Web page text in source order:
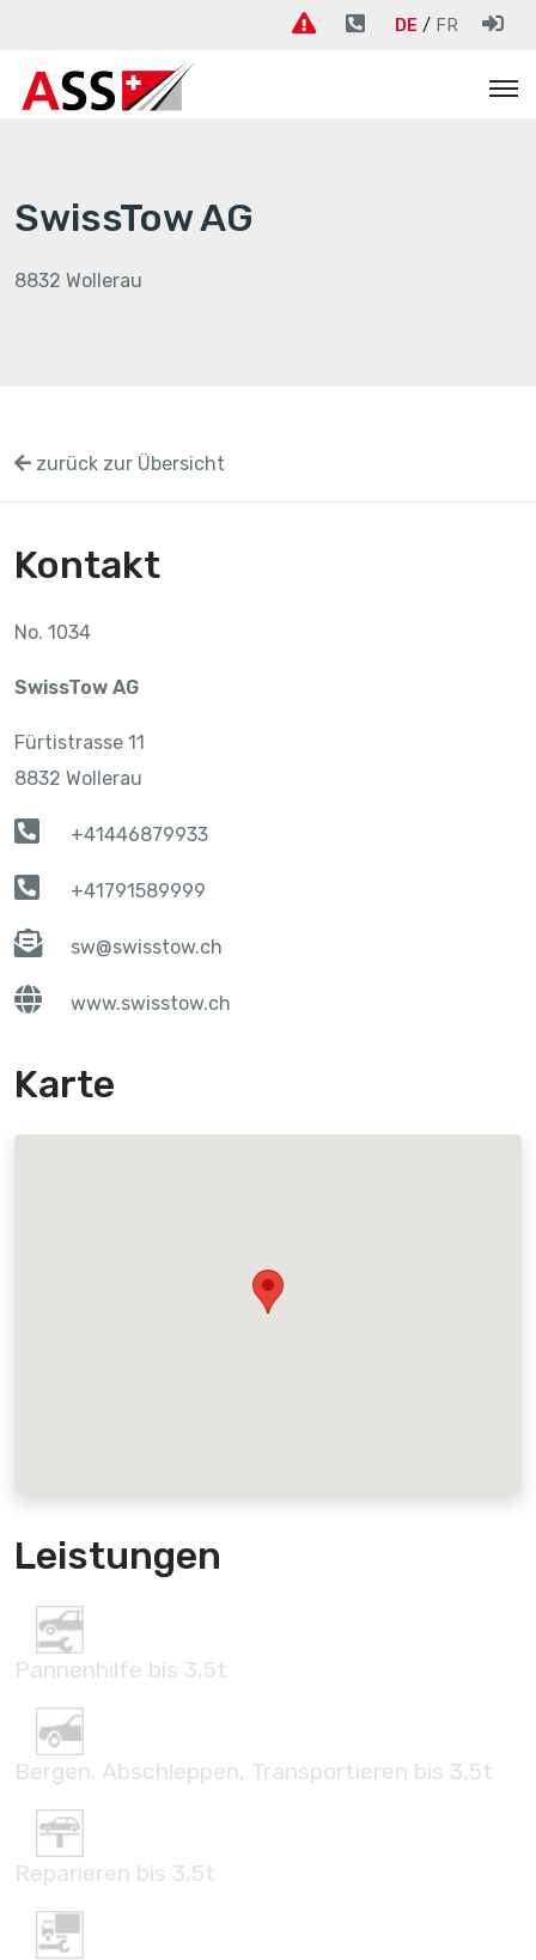
DE FR
SwissTow AG
8832 Wollerau
zurück zur Übersicht
Kontakt
No. 1034
SwissTow AG
Fürtistrasse 11
8832 Wollerau
+41446879933
+41791589999
sw@swisstow.ch
www.swisstow.ch
Karte
Leistungen
Pannenhilfe bis 3,5t
Bergen, Abschleppen, Transportieren bis 3,5t
Reparieren bis 3,5t